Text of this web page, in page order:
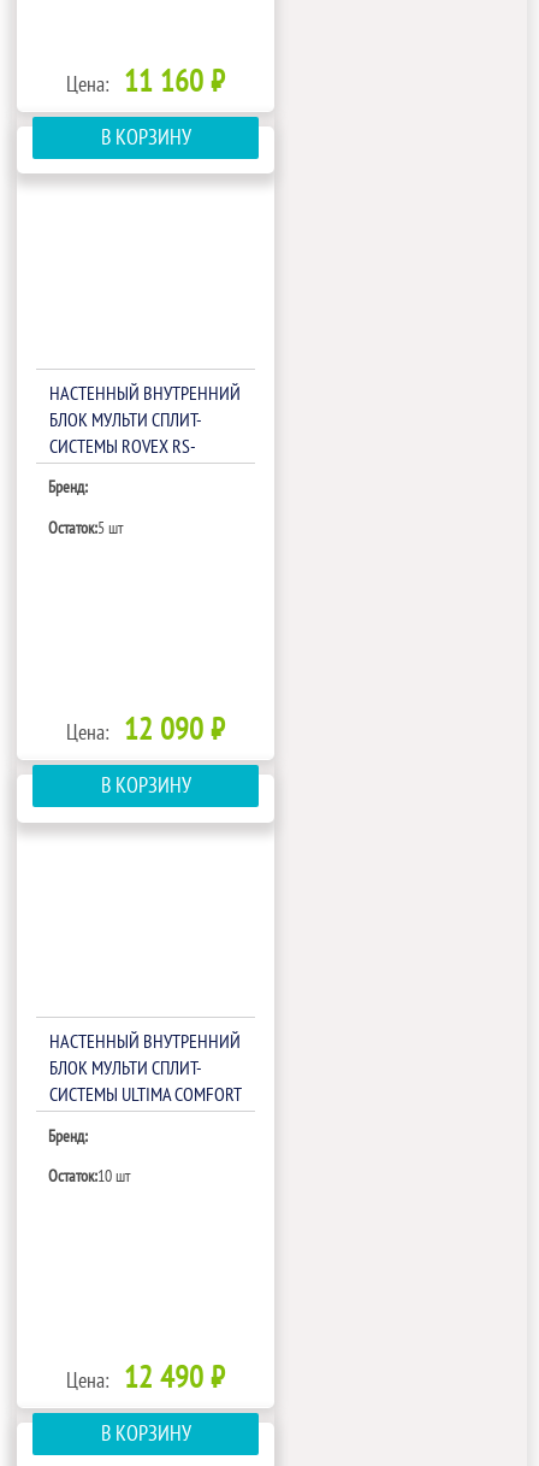
Цена: 11 160 ₽
В КОРЗИНУ
НАСТЕННЫЙ ВНУТРЕННИЙ
БЛОК МУЛЬТИ СПЛИТ-
СИСТЕМЫ ROVEX RS-
Бренд:
Остаток:5 шт
Цена: 12 090 ₽
В КОРЗИНУ
НАСТЕННЫЙ ВНУТРЕННИЙ
БЛОК МУЛЬТИ СПЛИТ-
СИСТЕМЫ ULTIMA COMFORT
Бренд:
Остаток:10 шт
Цена: 12 490 ₽
В КОРЗИНУ